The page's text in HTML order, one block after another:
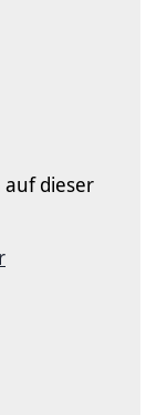
auf dieser